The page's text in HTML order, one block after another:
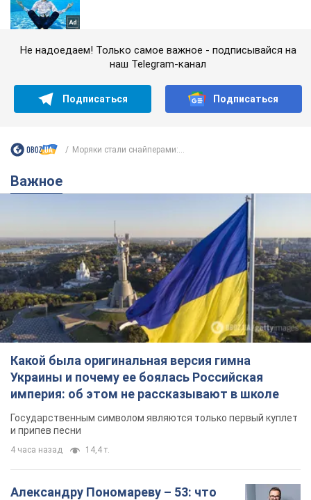
Не надоедаем! Только самое важное - подписывайся на
наш Telegram-канал
Подписаться Подписаться
Моряки стали снайперами:...
Важное
Какой была оригинальная версия гимна
Украины и почему ее боялась Российская
империя: об этом не рассказывают в школе
Государственным символом являются только первый куплет
и припев песни
4 часа назад 14,4 т.
Александру Пономареву – 53: что